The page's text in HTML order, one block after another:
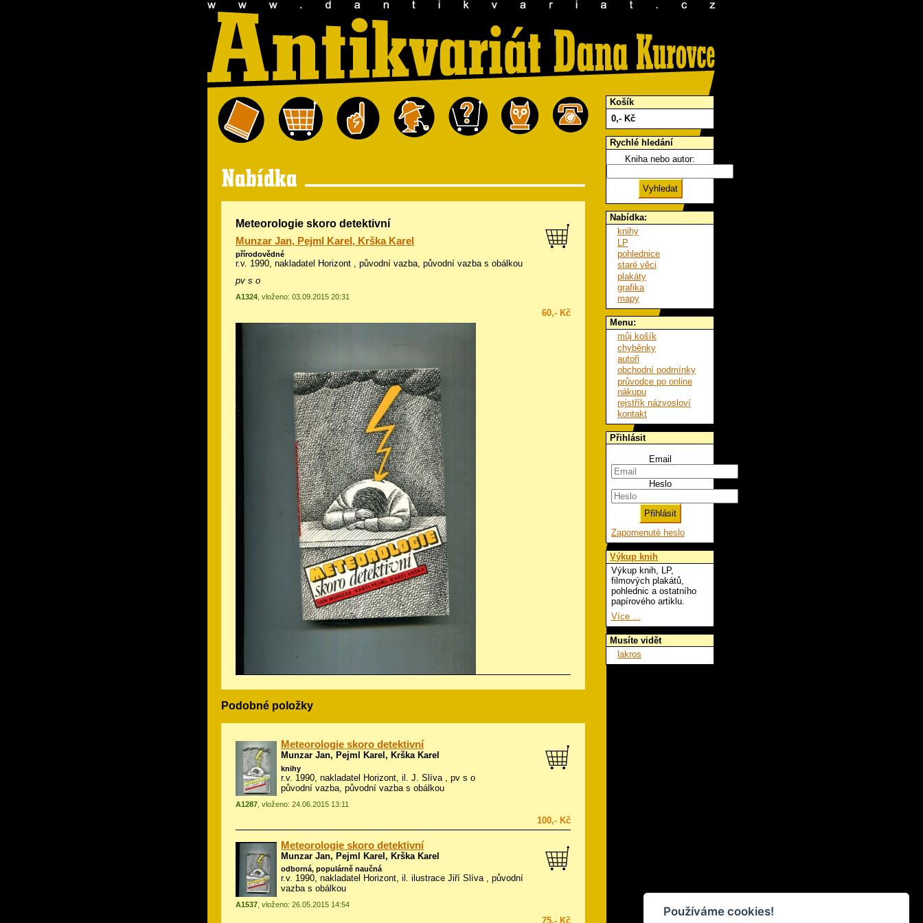
Meteorologie skoro detektivní
Munzar Jan, Pejml Karel, Krška Karel
přírodovědné
r.v. 1990, nakladatel Horizont , původní vazba, původní vazba s obálkou
pv s o
A1324 , vloženo: 03.09.2015 20:31
60,- Kč
Podobné položky
Meteorologie skoro detektivní
Munzar Jan, Pejml Karel, Krška Karel
knihy
r.v. 1990, nakladatel Horizont, il. J. Slíva , pv s o
původní vazba, původní vazba s obálkou
A1287 , vloženo: 24.06.2015 13:11
100,- Kč
Meteorologie skoro detektivní
Munzar Jan, Pejml Karel, Krška Karel
odborná, populárně naučná
r.v. 1990, nakladatel Horizont, il. ilustrace Jiří Slíva, původní
vazba s obálkou
A1537 , vloženo: 26.05.2015 14:54
75,- Kč
Košík
0,- Kč
Rychlé hledání
Kniha nebo autor:
Nabídka:
knihy
LP
pohlednice
staré věci
plakáty
grafika
mapy
Menu:
můj košík
chyběnky
autoři
obchodní podmínky
průvodce po online
nákupu
rejstřík názvosloví
kontakt
Přihlásit
Email
Heslo
Zapomenuté heslo
Výkup knih
Výkup knih, LP,
filmových plakátů,
pohlednic a ostatního
papírového artiklu.
Více ...
Musíte vidět
lakros
Používáme cookies!